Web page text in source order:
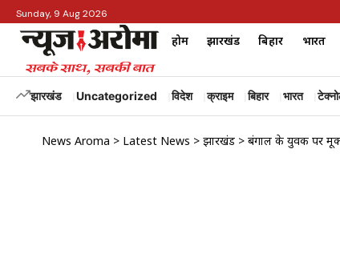
Sunday, 9 Aug 2026
होम झारखंड बिहार भारत
झारखंड Uncategorized विदेश क्राइम बिहार भारत
News Aroma > Latest News > झारखंड > बंगाल के युवक पर